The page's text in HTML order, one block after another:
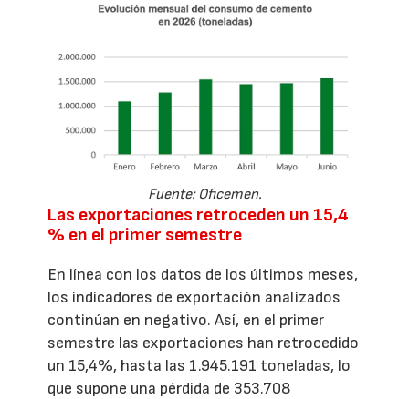
Fuente: Oficemen.
Las exportaciones retroceden un 15,4
% en el primer semestre
En línea con los datos de los últimos meses,
los indicadores de exportación analizados
continúan en negativo. Así, en el primer
semestre las exportaciones han retrocedido
un 15,4%, hasta las 1.945.191 toneladas, lo
que supone una pérdida de 353.708